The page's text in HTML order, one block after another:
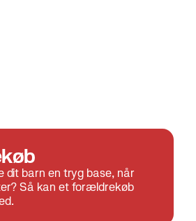
dit barn en tryg base, når
Så kan et forældrekøb